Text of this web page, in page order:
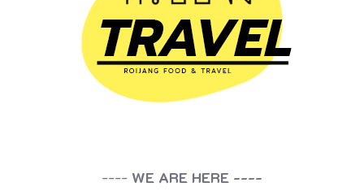
---- WE ARE HERE ----